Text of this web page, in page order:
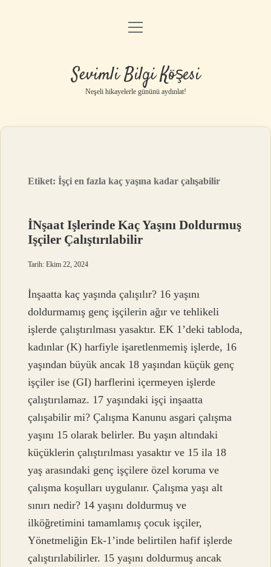
Anasayfa
Yasal Uyarı
menüyü
Sevimli Bilgi Köşesi
Neşeli hikayelerle gününü aydınlat!
Etiket:İşçi en fazla kaç yaşına kadar çalışabilir
İNşaat Işlerinde Kaç Yaşını Doldurmuş
Işçiler Çalıştırılabilir
Tarih: Ekim 22, 2024
İnşaatta kaç yaşında çalışılır? 16 yaşını
doldurmamış genç işçilerin ağır ve tehlikeli
işlerde çalıştırılması yasaktır. EK 1’deki tabloda,
kadınlar (K) harfiyle işaretlenmemiş işlerde, 16
yaşından büyük ancak 18 yaşından küçük genç
işçiler ise (GI) harflerini içermeyen işlerde
çalıştırılamaz. 17 yaşındaki işçi inşaatta
çalışabilir mi? Çalışma Kanunu asgari çalışma
yaşını 15 olarak belirler. Bu yaşın altındaki
küçüklerin çalıştırılması yasaktır ve 15 ila 18
yaş arasındaki genç işçilere özel koruma ve
çalışma koşulları uygulanır. Çalışma yaşı alt
sınırı nedir? 14 yaşını doldurmuş ve
ilköğretimini tamamlamış çocuk işçiler,
Yönetmeliğin Ek-1’inde belirtilen hafif işlerde
çalıştırılabilirler. 15 yaşını doldurmuş ancak